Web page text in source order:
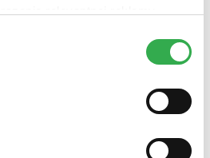
mohli používať všetky tieto